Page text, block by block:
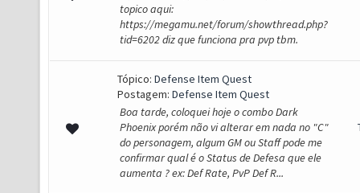
topico aqui:
https://megamu.net/forum/showthread.php?
tid=6202 diz que funciona pra pvp tbm.
Tópico: Defense Item Quest
Postagem: Defense Item Quest
Boa tarde, coloquei hoje o combo Dark
Phoenix porém não vi alterar em nada no "C"
do personagem, algum GM ou Staff pode me
confirmar qual é o Status de Defesa que ele
aumenta ? ex: Def Rate, PvP Def R...